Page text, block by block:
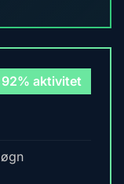
92% aktivitet